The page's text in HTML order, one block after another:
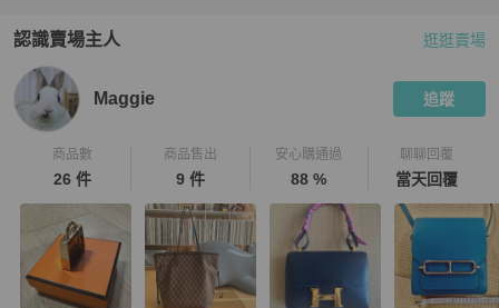
認識賣場主人
PopChill 拍拍圈嚴選賣家
逛逛賣場
Maggie 追蹤
商品數
26 件
商品售出
9 件
安心購通過
88 %
聊聊回覆
當天回覆